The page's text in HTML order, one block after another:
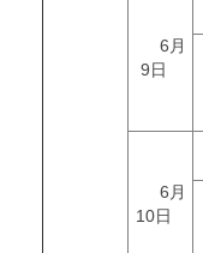
6月
9日
6月
10日